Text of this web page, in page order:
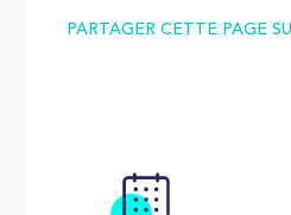
PARTAGER CETTE PAGE